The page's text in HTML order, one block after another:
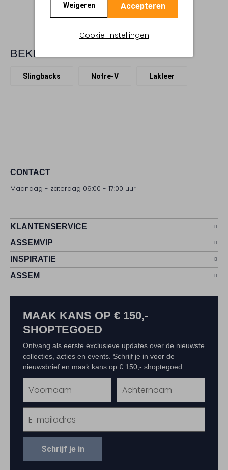
Weigeren Accepteren
Cookie-instellingen
BEKIJK MEER
Slingbacks Notre-V Lakleer
CONTACT
Maandag - zaterdag 09:00 - 17:00 uur
KLANTENSERVICE
ASSEMVIP
INSPIRATIE
ASSEM
MAAK KANS OP € 150,-
SHOPTEGOED
Ontvang als eerste exclusieve updates over de nieuwste
collecties, acties en events. Schrijf je in voor de
nieuwsbrief en maak kans op € 150,- shoptegoed.
Schrijf je in